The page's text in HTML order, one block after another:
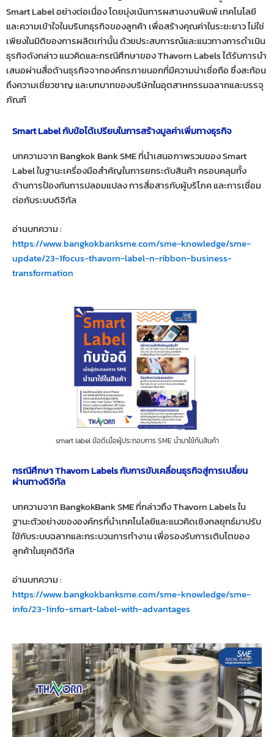
Smart Label อย่างต่อเนื่อง โดยมุ่งเน้นการผสานงานพิมพ์ เทคโนโลยี
และความเข้าใจในบริบทธุรกิจของลูกค้า เพื่อสร้างคุณค่าในระยะยาว ไม่ใช่
เพียงในมิติของการผลิตเท่านั้น ด้วยประสบการณ์และแนวทางการดำเนิน
ธุรกิจดังกล่าว แนวคิดและกรณีศึกษาของ Thavorn Labels ได้รับการนำ
เสนอผ่านสื่อด้านธุรกิจจากองค์กรภายนอกที่มีความน่าเชื่อถือ ซึ่งสะท้อน
ถึงความเชี่ยวชาญ และบทบาทของบริษัทในอุตสาหกรรมฉลากและบรรจุ
ภัณฑ์
Smart Label กับข้อได้เปรียบในการสร้างมูลค่าเพิ่มทางธุรกิจ
บทความจาก Bangkok Bank SME ที่นำเสนอภาพรวมของ Smart
Label ในฐานะเครื่องมือสำคัญในการยกระดับสินค้า ครอบคลุมทั้ง
ด้านการป้องกันการปลอมแปลง การสื่อสารกับผู้บริโภค และการเชื่อม
ต่อกับระบบดิจิทัล
อ่านบทความ :
https://www.bangkokbanksme.com/sme-knowledge/sme-
update/23-1focus-thavorn-label-n-ribbon-business-
transformation
smart label ข้อดีเมื่อผู้ประกอบการ SME นำมาใช้กับสินค้า
กรณีศึกษา Thavorn Labels กับการขับเคลื่อนธุรกิจสู่การเปลี่ยน
ผ่านทางดิจิทัล
บทความจาก BangkokBank SME ที่กล่าวถึง Thavorn Labels ใน
ฐานะตัวอย่างขององค์กรที่นำเทคโนโลยีและแนวคิดเชิงกลยุทธ์มาปรับ
ใช้กับระบบฉลากและกระบวนการทำงาน เพื่อรองรับการเติบโตของ
ลูกค้าในยุคดิจิทัล
อ่านบทความ :
https://www.bangkokbanksme.com/sme-knowledge/sme-
info/23-1info-smart-label-with-advantages